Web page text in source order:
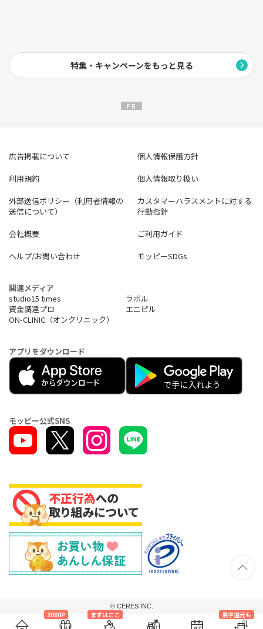
3000P
まずはここ
黒字還元も
特集・キャンペーンをもっと見る
広告掲載について
個人情報保護方針
利用規約
個人情報取り扱い
外部送信ポリシー（利用者情報の
送信について）
カスタマーハラスメントに対する
行動指針
会社概要
ご利用ガイド
ヘルプ/お問い合わせ
モッピーSDGs
関連メディア
studio15 times
ラボル
資金調達プロ
エニピル
ON-CLINIC（オンクリニック）
アプリをダウンロード
モッピー公式SNS
© CERES INC.